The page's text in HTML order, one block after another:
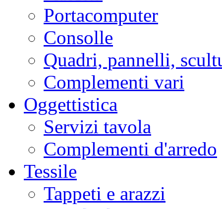
Portacomputer
Consolle
Quadri, pannelli,
Complementi vari
Oggettistica
Servizi tavola
Complementi d'arredo
Tessile
Tappeti e arazzi